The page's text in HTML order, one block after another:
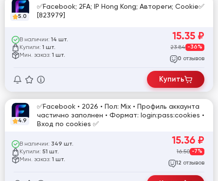
5.0
✅Facebook; 2FA; IP Hong Kong; Автореги; Cookie✅
[823979]
В наличии: 14 шт.
Купили: 1 шт.
Мин. заказ: 1 шт.
15.35 ₽
23.84 -36%
0 отзывов
Купить
4.9
✅Facebook • 2026 • Пол: Mix • Профиль аккаунта
частично заполнен • Формат: login:pass:cookies •
Вход по cookies ✅
В наличии: 349 шт.
Купили: 51 шт.
Мин. заказ: 1 шт.
15.36 ₽
16.50 -7%
12 отзывов